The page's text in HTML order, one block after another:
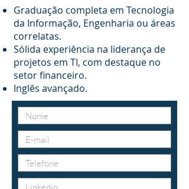
Graduação completa em Tecnologia
da Informação, Engenharia ou áreas
correlatas.
Sólida experiência na liderança de
projetos em TI, com destaque no
setor financeiro.
Inglês avançado.